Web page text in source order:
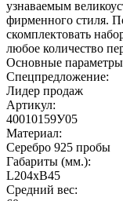
узнаваемым
фирменного стиля.
скомплектовать
любое количество
Основные параметры
Спецпредложение:
Лидер продаж
Артикул:
40010159У05
Материал:
Серебро 925 пробы
Габариты (мм.):
L204хB45
Средний вес: